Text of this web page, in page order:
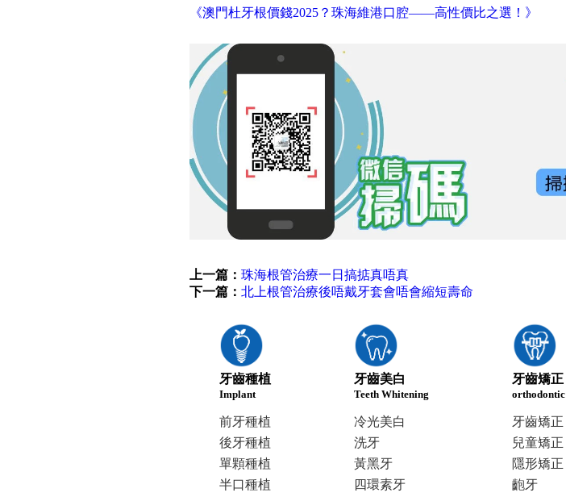
《澳門杜牙根價錢2025？珠海維港口腔——高性價比之選！》
上一篇：珠海根管治療一日搞掂真唔真
下一篇：北上根管治療後唔戴牙套會唔會縮短壽命
牙齒種植
Implant
前牙種植
後牙種植
單顆種植
半口種植
牙齒美白
Teeth Whitening
冷光美白
洗牙
黃黑牙
四環素牙
牙齒矯正
orthodontic
牙齒矯正
兒童矯正
隱形矯正
齙牙